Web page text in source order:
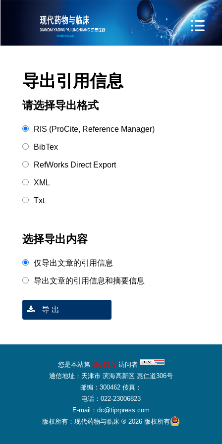
导出引用信息
请选择导出格式
RIS (ProCite, Reference Manager)
BibTex
RefWorks Direct Export
XML
Txt
选择导出内容
仅导出文章的引用信息
导出文章的引用信息和摘要信息
导 出
您是本站第 8551379访问者
通信地址：天津市 滨海高新区 惠仁道306号
邮编：300462 传真：
电话：022-23006823
E-mail：dc@tiprpress.com
版权所有：现代药物与临床 ® 2026 版权所有